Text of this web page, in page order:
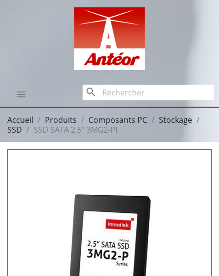
 search
Accueil Produits Composants PC
Stockage
SSD
SSD SATA 2,5" 3MG2-PI